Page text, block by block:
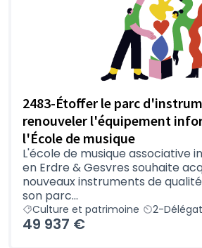
2483-Étoffer le parc
renouveler l'équipement
l'École de musique
L'école de musique associative
en Erdre & Gesvres souhaite
nouveaux instruments de
son parc...
Culture et patrimoine 2-
49 937 €